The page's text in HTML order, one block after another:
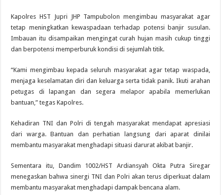
Kapolres HST Jupri JHP Tampubolon mengimbau masyarakat agar
tetap meningkatkan kewaspadaan terhadap potensi banjir susulan.
Imbauan itu disampaikan mengingat curah hujan masih cukup tinggi
dan berpotensi memperburuk kondisi di sejumlah titik.
“Kami mengimbau kepada seluruh masyarakat agar tetap waspada,
menjaga keselamatan diri dan keluarga serta tidak panik. Ikuti arahan
petugas di lapangan dan segera melapor apabila memerlukan
bantuan,” tegas Kapolres.
Kehadiran TNI dan Polri di tengah masyarakat mendapat apresiasi
dari warga. Bantuan dan perhatian langsung dari aparat dinilai
membantu masyarakat menghadapi situasi darurat akibat banjir.
Sementara itu, Dandim 1002/HST Ardiansyah Okta Putra Siregar
menegaskan bahwa sinergi TNI dan Polri akan terus diperkuat dalam
membantu masyarakat menghadapi dampak bencana alam.